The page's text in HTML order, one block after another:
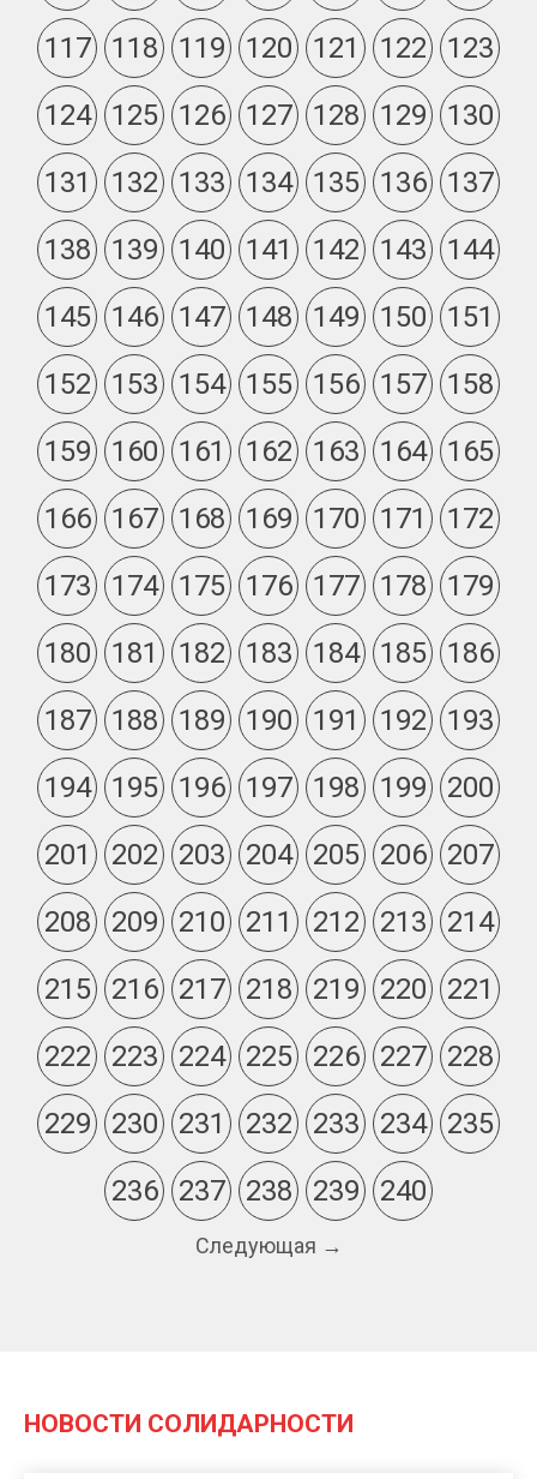
117
118 119 120 121 122
123
124
125 126 127 128 129
130
131
132 133 134 135 136
137
138
139 140 141 142 143
144
145
146 147 148 149 150
151
152
153 154 155 156 157
158
159
160 161 162 163 164
165
166
167 168 169 170 171
172
173
174 175 176 177 178
179
180
181 182 183 184 185
186
187
188 189 190 191 192
193
194
195 196 197 198 199
200
201
202 203 204 205 206
207
208
209 210 211 212 213
214
215
216 217 218 219 220
221
222
223 224 225 226 227
228
229
230 231 232 233 234
235
236
237 238 239 240
Следующая →
НОВОСТИ СОЛИДАРНОСТИ